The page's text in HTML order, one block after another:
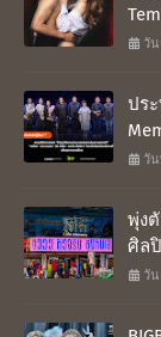
วั
ปร
วั
พุ่ง
ศิล
วั